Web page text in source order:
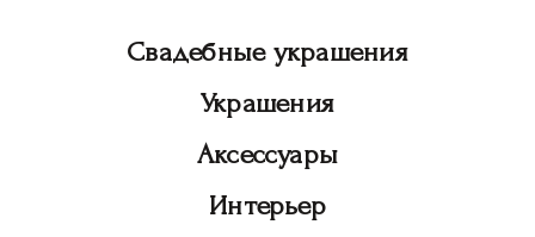
Свадебные украшения
Украшения
Аксессуары
Интерьер